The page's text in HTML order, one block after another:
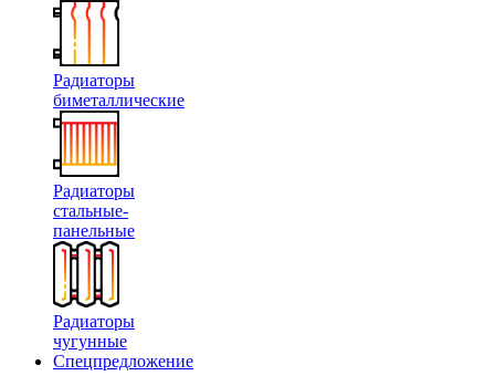
Радиаторы
биметаллические
Радиаторы
стальные-
панельные
Радиаторы
чугунные
Спецпредложение